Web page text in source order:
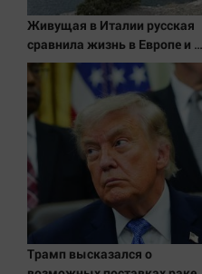
Живущая в Италии русская
сравнила жизнь в Европе и в
Крыму
Трамп высказался о